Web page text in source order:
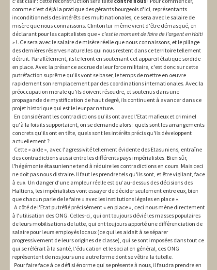
comme c'est déjà la pratique des gérants bourgeois d'ici, représentants
inconditionnels des intérêts des multinationales, ce sera avec le salaire de
misère que nous connaissons. Clinton lui-même vient d'être démasqué, en
déclarant pour les capitalistes que « c'est le moment de faire de l'argent en Haïti
» !. Ce sera avec le salaire de misère réelle que nous connaissons, et le pillage
des dernières réserves naturelles qui nous restent dans ce territoire tellement
détruit. Parallèlement, ils le feront en soutenant cet appareil étatique sordide
en place. Avec la présence accrue de leur force militaire, c'est donc sur cette
putréfaction suprême qu'ils vont se baser, le temps de mettre en oeuvre
rapidement son remplacement par des coordinations internationales. Avec la
préoccupation morale qu'ils doivent résoudre, et soutenus dans une
propagande de mystification de haut degré, ils continuent à avancer dans ce
projet historique qui est le leur par nature.
En considérant les contradictions qu'ils ont avec l'Etat mafieux et criminel
qu'à la fois ils supportaient, on se demande alors : quels sont les arrangements
concrets qu'ils ont en tête, quels sont les intérêts précis qu'ils développent
actuellement ?
Cette « aide », avec l'agressivité tellement évidente des Etasuniens, entraîne
des contradictions aussi entre les différents pays impérialistes. Bien sûr,
l'hégémonie étasunienne tend à réduire les contradictions en cours. Mais ceci
ne doit pas nous distraire. Il faut les prendre tels qu'ils sont, et être vigilant, face
à eux. Un danger d'une ampleur réelle est qu'au-dessus des décisions des
Haïtiens, les impérialistes vont essayer de décider seulement entre eux, bien
que chacun parle de le faire « avec les institutions légales en place ».
A côté de l'Etat putréfié précisément « en place », ceci nous mène directement
à l'utilisation des ONG. Celles-ci, qui ont toujours dévié les masses populaires
de leurs mobilisations de lutte, qui ont toujours apporté une différenciation de
salaire pour leurs employés locaux (ce qui les aidait à se séparer
progressivement de leurs origines de classe), qui se sont imposées dans tout ce
qui se référait à la santé, l'éducation et le social en général, ces ONG
représentent de nos jours une autre forme dont se vêtira la tutelle.
Pour faire face à ce défi si énorme qui se présente à nous, il faudra prendre en